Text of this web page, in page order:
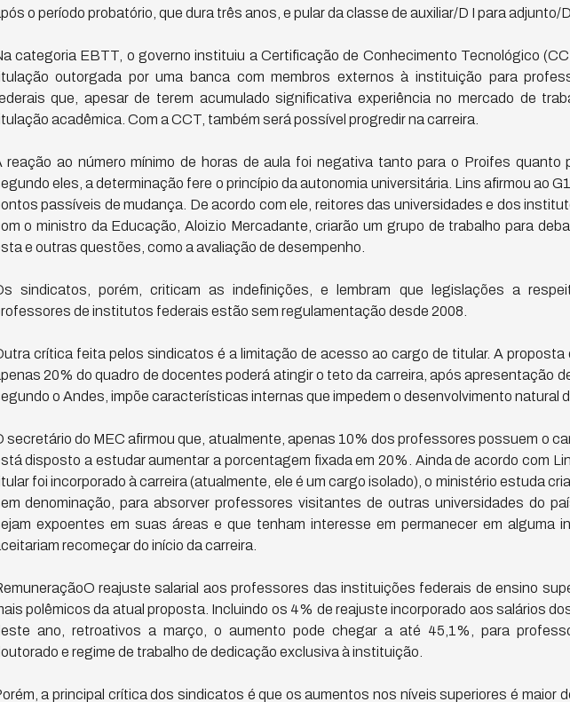
o período probatório, que dura três anos, e pular da classe de auxiliar/D I para adjunto/D
categoria EBTT, o governo instituiu a Certificação de Conhecimento Tecnológico
outorgada por uma banca com membros externos à instituição para
que, apesar de terem acumulado significativa experiência no mercado de
acadêmica. Com a CCT, também será possível progredir na carreira.
reação ao número mínimo de horas de aula foi negativa tanto para o Proifes quanto
eles, a determinação fere o princípio da autonomia universitária. Lins afirmou ao
passíveis de mudança. De acordo com ele, reitores das universidades e dos
o ministro da Educação, Aloizio Mercadante, criarão um grupo de trabalho para
e outras questões, como a avaliação de desempenho.
sindicatos, porém, criticam as indefinições, e lembram que legislações a
de institutos federais estão sem regulamentação desde 2008.
crítica feita pelos sindicatos é a limitação de acesso ao cargo de titular. A proposta
20% do quadro de docentes poderá atingir o teto da carreira, após apresentação
o Andes, impõe características internas que impedem o desenvolvimento natural
secretário do MEC afirmou que, atualmente, apenas 10% dos professores possuem o
disposto a estudar aumentar a porcentagem fixada em 20%. Ainda de acordo com
foi incorporado à carreira (atualmente, ele é um cargo isolado), o ministério estuda
denominação, para absorver professores visitantes de outras universidades do
expoentes em suas áreas e que tenham interesse em permanecer em alguma
recomeçar do início da carreira.
reajuste salarial aos professores das instituições federais de ensino
polêmicos da atual proposta. Incluindo os 4% de reajuste incorporado aos salários
ano, retroativos a março, o aumento pode chegar a até 45,1%, para
e regime de trabalho de dedicação exclusiva à instituição.
a principal crítica dos sindicatos é que os aumentos nos níveis superiores é maior